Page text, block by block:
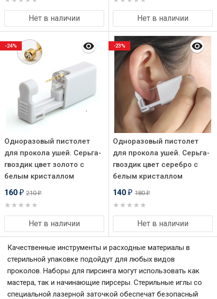
Нет в наличии Нет в наличии
Одноразовый пистолет
для прокола ушей. Серьга-
гвоздик цвет золото с
белым кристаллом
160 ₽ 210₽
Нет в наличии
-24%
Одноразовый пистолет
для прокола ушей. Серьга-
гвоздик цвет серебро с
белым кристаллом
140 ₽ 180₽
Нет в наличии
-23%
Качественные инструменты и расходные материалы в
стерильной упаковке подойдут для любых видов
проколов. Наборы для пирсинга могут использовать как
мастера, так и начинающие пирсеры. Стерильные иглы со
специальной лазерной заточкой обеспечат безопасный